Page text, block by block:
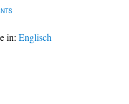
in: Englisch